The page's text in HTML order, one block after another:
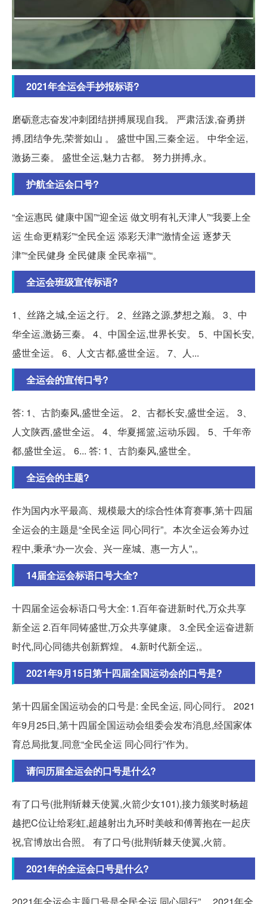
2021年全运会手抄报标语?
磨砺意志奋发冲刺团结拼搏展现自我。 严肃活泼,奋勇拼
搏,团结争先,荣誉如山 。 盛世中国,三秦全运。 中华全运,
激扬三秦。 盛世全运,魅力古都。 努力拼搏,永。
护航全运会口号?
“全运惠民 健康中国”“迎全运 做文明有礼天津人”“我要上全
运 生命更精彩”“全民全运 添彩天津”“激情全运 逐梦天
津”“全民健身 全民健康 全民幸福”“。
全运会班级宣传标语?
1、丝路之城,全运之行。 2、丝路之源,梦想之巅。 3、中
华全运,激扬三秦。 4、中国全运,世界长安。 5、中国长安,
盛世全运。 6、人文古都,盛世全运。 7、人...
全运会的宣传口号?
答: 1、古韵秦风,盛世全运。 2、古都长安,盛世全运。 3、
人文陕西,盛世全运。 4、华夏摇篮,运动乐园。 5、千年帝
都,盛世全运。 6... 答: 1、古韵秦风,盛世全。
全运会的主题?
作为国内水平最高、规模最大的综合性体育赛事,第十四届
全运会的主题是“全民全运 同心同行”。本次全运会筹办过
程中,秉承“办一次会、兴一座城、惠一方人”,。
14届全运会标语口号大全?
十四届全运会标语口号大全: 1.百年奋进新时代,万众共享
新全运 2.百年同铸盛世,万众共享健康。 3.全民全运奋进新
时代,同心同德共创新辉煌。 4.新时代新全运,。
2021年9月15日第十四届全国运动会的口号是?
第十四届全国运动会的口号是: 全民全运, 同心同行。 2021
年9月25日,第十四届全国运动会组委会发布消息,经国家体
育总局批复,同意“全民全运 同心同行”作为。
请问历届全运会的口号是什么?
有了口号(批荆斩棘天使翼,火箭少女101),接力颁奖时杨超
越把C位让给彩虹,超越射出九环时美岐和傅菁抱在一起庆
祝,官博放出合照。 有了口号(批荆斩棘天使翼,火箭。
2021年的全运会口号是什么?
2021年全运会主题口号是全民全运 同心同行”。 2021年全